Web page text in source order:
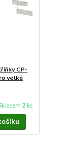
CP-
velké
2 ks